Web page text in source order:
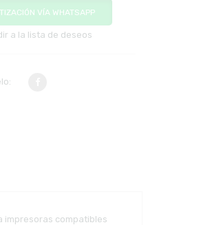
VÍA WHATSAPP
a la lista de deseos
impresoras compatibles